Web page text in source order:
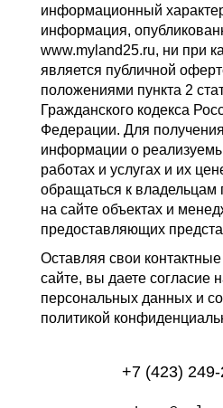
информационный
информация,
www.myland25.ru, ни при
является публичной
положениями пункта 2
Гражданского кодекса
Федерации. Для
информации о
работах и услугах и их
обращаться к владельцам
на сайте объектах и
предоставляющих
Оставляя свои
сайте, вы даете согласие
персональных данных и
политикой
+7 (423)